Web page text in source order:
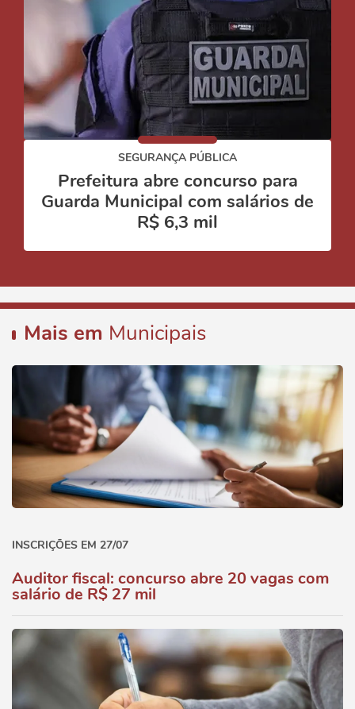
SEGURANÇA PÚBLICA
Prefeitura abre concurso para
Guarda Municipal com salários de
R$ 6,3 mil
Mais em Municipais
INSCRIÇÕES EM 27/07
Auditor fiscal: concurso abre 20 vagas com
salário de R$ 27 mil